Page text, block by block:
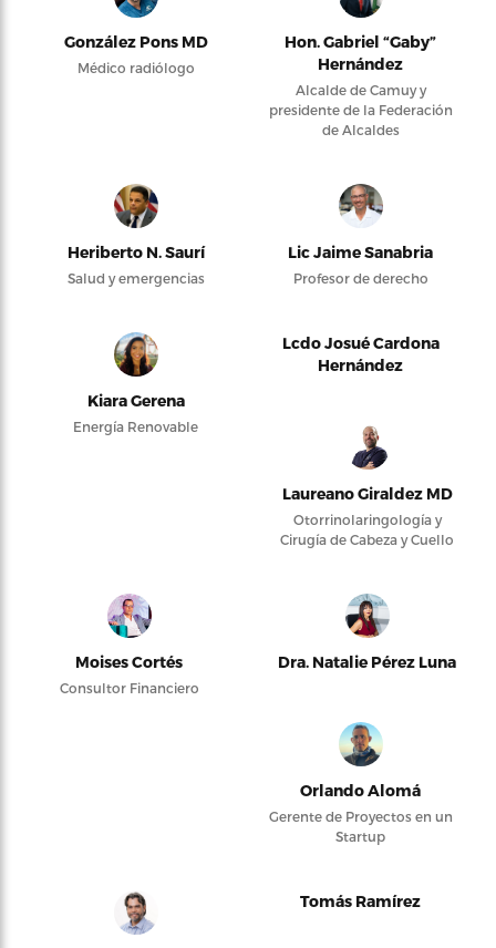
González Pons MD
Médico radiólogo
Hon. Gabriel “Gaby”
Hernández
Alcalde de Camuy y
presidente de la Federación
de Alcaldes
Heriberto N. Saurí
Salud y emergencias
Lic Jaime Sanabria
Profesor de derecho
Kiara Gerena
Energía Renovable
Lcdo Josué Cardona
Hernández
Laureano Giraldez MD
Otorrinolaringología y
Cirugía de Cabeza y Cuello
Moises Cortés
Consultor Financiero
Dra. Natalie Pérez Luna
Orlando Alomá
Gerente de Proyectos en un
Startup
Tomás Ramírez